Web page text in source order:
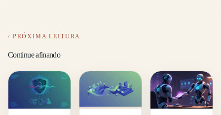
PRÓXIMA LEITURA
Continue afinando